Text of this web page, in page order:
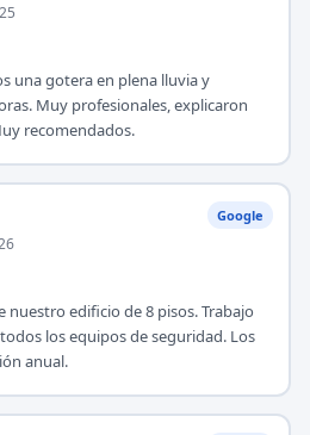
una gotera en plena lluvia y
Muy profesionales, explicaron
recomendados.
Google
nuestro edificio de 8 pisos. Trabajo
los equipos de seguridad. Los
anual.